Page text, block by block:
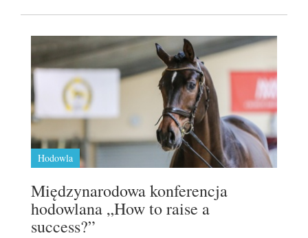
Hodowla
Międzynarodowa konferencja
hodowlana „How to raise a
success?”